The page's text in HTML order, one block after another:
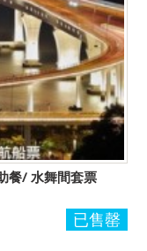
餐/ 水舞間套票
已售罄